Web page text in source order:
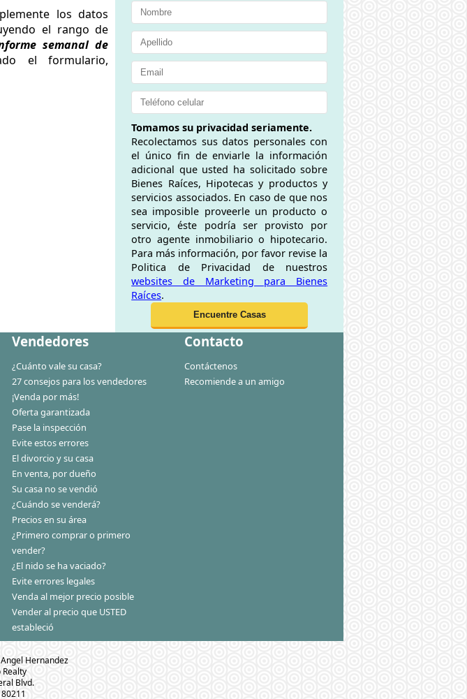
los datos
el rango de
semanal de
el formulario,
Tomamos su privacidad seriamente.
Recolectamos sus datos personales con
el único fin de enviarle la información
adicional que usted ha solicitado sobre
Bienes Raíces, Hipotecas y productos y
servicios associados. En caso de que nos
sea imposible proveerle un producto o
servicio, éste podría ser provisto por
otro agente inmobiliario o hipotecario.
Para más información, por favor revise la
Politica de Privacidad de nuestros
websites de Marketing para Bienes
Raíces.
Vendedores
¿Cuánto vale su casa?
27 consejos para los vendedores
¡Venda por más!
Oferta garantizada
Pase la inspección
Evite estos errores
El divorcio y su casa
En venta, por dueño
Su casa no se vendió
¿Cuándo se venderá?
Precios en su área
¿Primero comprar o primero
vender?
¿El nido se ha vaciado?
Evite errores legales
Venda al mejor precio posible
Vender al precio que USTED
estableció
Contacto
Contáctenos
Recomiende a un amigo
Hernandez
Realty
Blvd.